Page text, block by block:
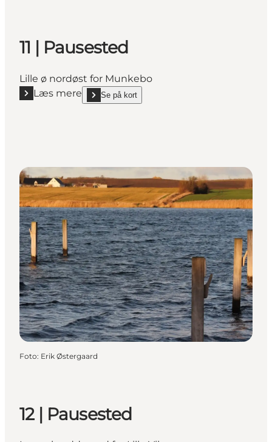
11 | Pausested
Lille ø nordøst for Munkebo
Læs mere
Læs mere "11 | Pausested"
Se på kort
show 11 | Pausested on_map
Foto: Erik Østergaard
12 | Pausested